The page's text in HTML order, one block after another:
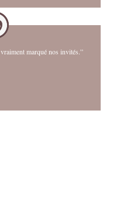
marqué nos invités.”